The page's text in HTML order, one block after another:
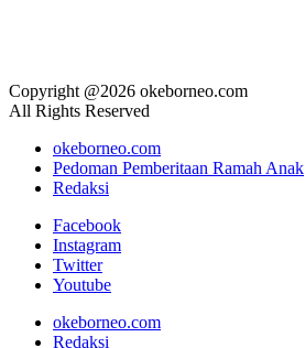
Copyright @2026 okeborneo.com
All Rights Reserved
okeborneo.com
Pedoman Pemberitaan Ramah Anak
Redaksi
Facebook
Instagram
Twitter
Youtube
okeborneo.com
Redaksi